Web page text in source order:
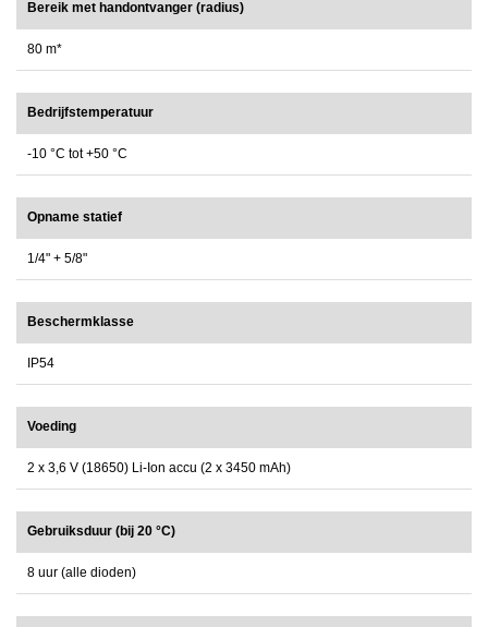
Bereik met handontvanger (radius)
80 m*
Bedrijfstemperatuur
-10 °C tot +50 °C
Opname statief
1/4" + 5/8"
Beschermklasse
IP54
Voeding
2 x 3,6 V (18650) Li-Ion accu (2 x 3450 mAh)
Gebruiksduur (bij 20 °C)
8 uur (alle dioden)